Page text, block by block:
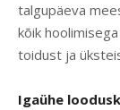
talgupäeva
kõik
toidust ja
Igaühe